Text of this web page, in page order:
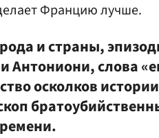
Францию лучше.
и страны,
Антониони, слова
осколков